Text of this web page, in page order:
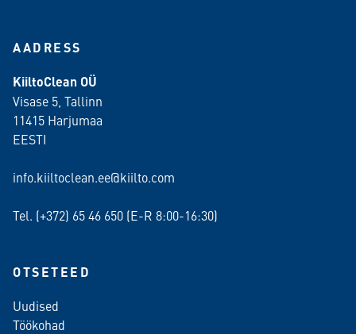
AADRESS
KiiltoClean OÜ
Visase 5, Tallinn
11415 Harjumaa
EESTI
info.kiiltoclean.ee@kiilto.com
Tel. (+372) 65 46 650 (E-R 8:00-16:30)
OTSETEED
Uudised
Töökohad